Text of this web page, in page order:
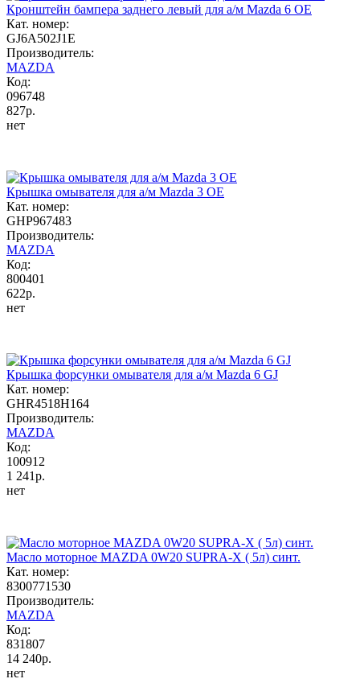
Кронштейн бампера заднего левый для а/м Mazda 6 OE
Кат. номер:
GJ6A502J1E
Производитель:
MAZDA
Код:
096748
827р.
нет
Крышка омывателя для а/м Mazda 3 OE
Кат. номер:
GHP967483
Производитель:
MAZDA
Код:
800401
622р.
нет
Крышка форсунки омывателя для а/м Mazda 6 GJ
Кат. номер:
GHR4518H164
Производитель:
MAZDA
Код:
100912
1 241р.
нет
Масло моторное MAZDA 0W20 SUPRA-X ( 5л) синт.
Кат. номер:
8300771530
Производитель:
MAZDA
Код:
831807
14 240р.
нет